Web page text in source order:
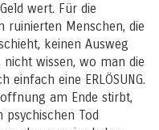
wert. Für die
ruinierten Menschen, die
keinen Ausweg
nicht wissen, wo man die
einfach eine ERLÖSUNG.
am Ende stirbt,
psychischen Tod